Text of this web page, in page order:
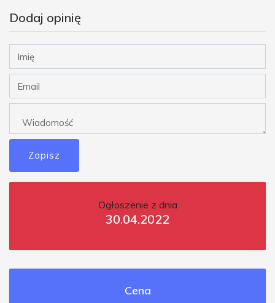
Dodaj opinię
Zapisz
Ogłoszenie z dnia
30.04.2022
Cena